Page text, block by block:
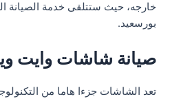
خارجه، حيث ستتلقى خدمة الصيانة
بورسعيد.
صيانة شاشات وايت
تعد الشاشات جزءا هاما من